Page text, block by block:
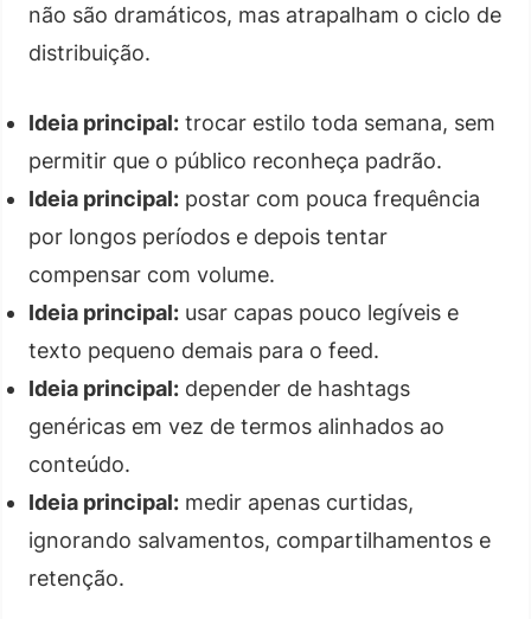
não são dramáticos, mas atrapalham o ciclo de
distribuição.
Ideia principal: trocar estilo toda semana, sem
permitir que o público reconheça padrão.
Ideia principal: postar com pouca frequência
por longos períodos e depois tentar
compensar com volume.
Ideia principal: usar capas pouco legíveis e
texto pequeno demais para o feed.
Ideia principal: depender de hashtags
genéricas em vez de termos alinhados ao
conteúdo.
Ideia principal: medir apenas curtidas,
ignorando salvamentos, compartilhamentos e
retenção.